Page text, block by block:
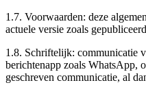
1.7. Voorwaarden: deze
actuele versie zoals
1.8. Schriftelijk: communicatie
berichtenapp zoals WhatsApp,
geschreven communicatie, al